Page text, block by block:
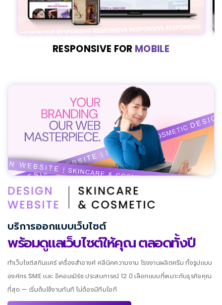
RESPONSIVE FOR MOBILE
บริการออกแบบเว็บไซต์
พร้อมดูแลเว็บไซต์ให้คุณ ตลอดทั้งปี
ทำเว็บไซต์สกินแคร์ เครื่องสำอางค์ คลีนิคความงาม โรงงานผลิตครีม ทั้งรูปแบบ
องค์กร SME และ อีคอมเมิร์ซ ประสบการณ์ 12 ปี เลือกแบบที่เหมาะกับธุรกิจคุณ
ที่สุด — เริ่มต้นใช้งานทันที ไม่ต้องมีทีมไอที